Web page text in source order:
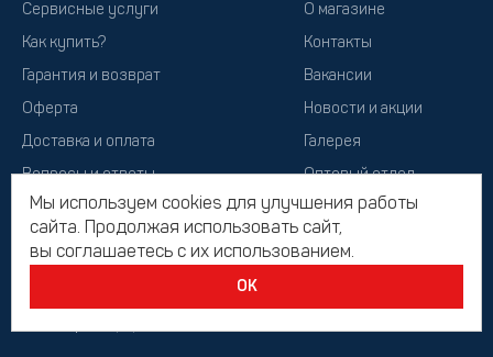
Сервисные услуги
Как купить?
Гарантия и возврат
Оферта
Доставка и оплата
Вопросы и ответы
Подарочный сертификат
О магазине
Контакты
Вакансии
Новости и акции
Галерея
Оптовый отдел
Мы используем cookies для улучшения работы
сайта. Продолжая использовать сайт,
вы соглашаетесь с их использованием.
ОК